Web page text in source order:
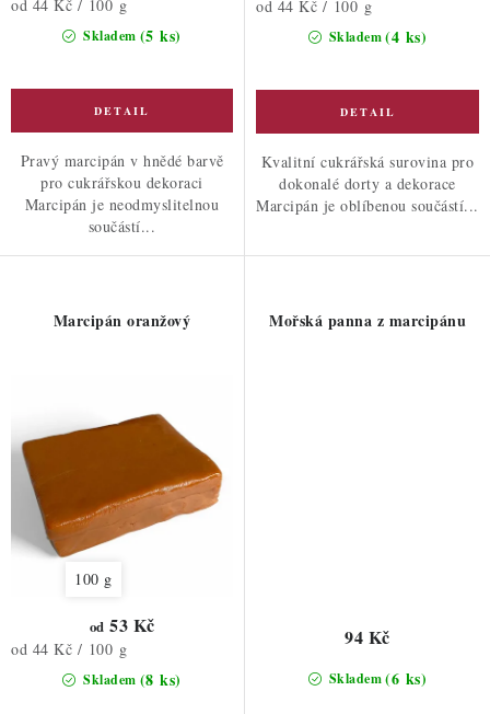
Skladem (5 ks)
od 44 Kč / 100 g
Pravý marcipán v hnědé barvě
pro cukrářskou dekoraci
Marcipán je neodmyslitelnou
součástí...
Skladem(4 ks)
Měrná
od 44 Kč / 100 g
Kvalitní cukrářská surovina pro
dokonalé dorty a dekorace
Marcipán je oblíbenou součástí...
Marcipán oranžový
100 g
Skladem (8 ks)
od 53 Kč
Měrná
od 44 Kč / 100 g
Mořská panna z marcipánu
Skladem(6 ks)
94 Kč